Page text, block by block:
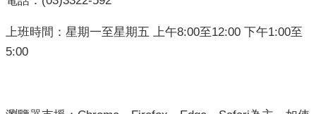
上班時間：星期一至星期五 上午8:00至12:00 下午1:00至
5:00